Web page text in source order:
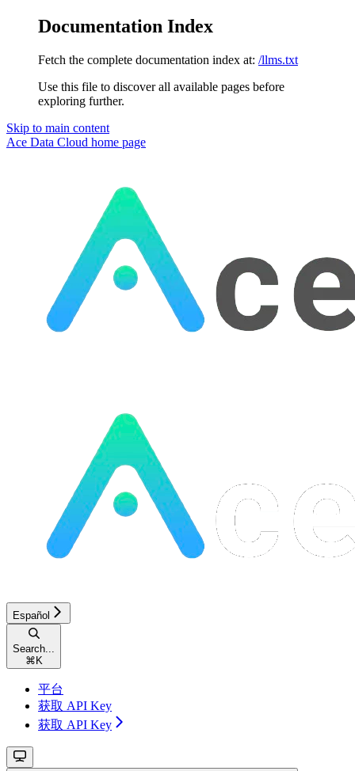
Documentation Index
Fetch the complete documentation index at: /llms.txt
Use this file to discover all available pages before
exploring further.
Skip to main content
Ace Data Cloud home page
Español
Search...
⌘ K
平台
获取 API Key
获取 API Key